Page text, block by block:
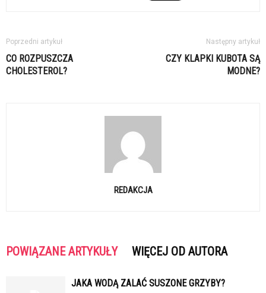
Poprzedni artykuł
CO ROZPUSZCZA
CHOLESTEROL?
Następny artykuł
CZY KLAPKI KUBOTA SĄ
MODNE?
REDAKCJA
POWIĄZANE ARTYKUŁY WIĘCEJ OD AUTORA
JAKA WODĄ ZALAĆ SUSZONE GRZYBY?